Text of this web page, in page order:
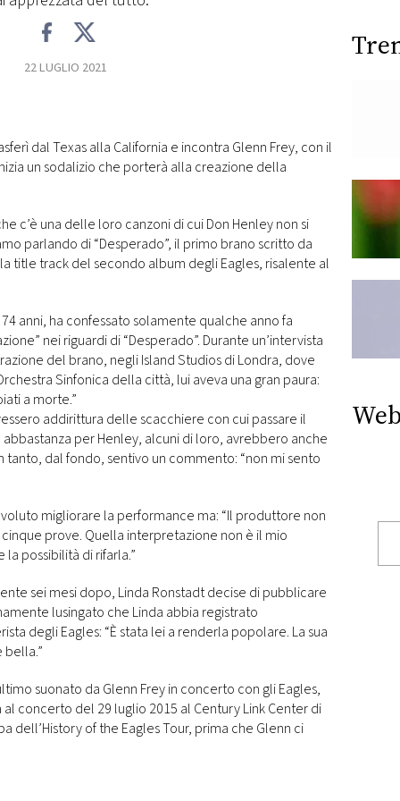
22 LUGLIO 2021
dal Texas alla California e incontra Glenn Frey, con il
un sodalizio che porterà alla creazione della
c’è una delle loro canzoni di cui Don Henley non si
parlando di “Desperado”, il primo brano scritto da
title track del secondo album degli Eagles, risalente al
anni, ha confessato solamente qualche anno fa
nei riguardi di “Desperado”. Durante un’intervista
del brano, negli Island Studios di Londra, dove
Sinfonica della città, lui aveva una gran paura:
a morte.”
addirittura delle scacchiere con cui passare il
per Henley, alcuni di loro, avrebbero anche
tanto, dal fondo, sentivo un commento: “non mi sento
migliorare la performance ma: “Il produttore non
prove. Quella interpretazione non è il mio
possibilità di rifarla.”
sei mesi dopo, Linda Ronstadt decise di pubblicare
lusingato che Linda abbia registrato
degli Eagles: “È stata lei a renderla popolare. La sua
suonato da Glenn Frey in concerto con gli Eagles,
concerto del 29 luglio 2015 al Century Link Center di
dell’History of the Eagles Tour, prima che Glenn ci